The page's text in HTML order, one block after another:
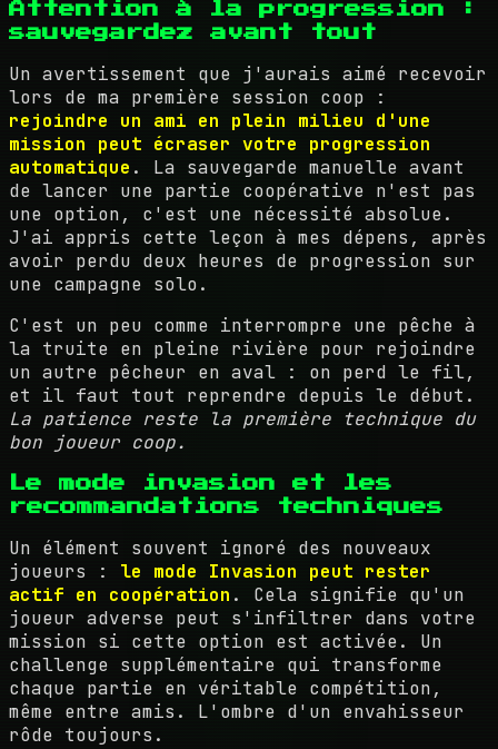
Attention à la progression :
sauvegardez avant tout
Un avertissement que j'aurais aimé recevoir
lors de ma première session coop :
rejoindre un ami en plein milieu d'une
mission peut écraser votre progression
automatique . La sauvegarde manuelle avant
de lancer une partie coopérative n'est pas
une option, c'est une nécessité absolue.
J'ai appris cette leçon à mes dépens, après
avoir perdu deux heures de progression sur
une campagne solo.
C'est un peu comme interrompre une pêche à
la truite en pleine rivière pour rejoindre
un autre pêcheur en aval : on perd le fil,
et il faut tout reprendre depuis le début.
La patience reste la première technique du
bon joueur coop.
Le mode invasion et les
recommandations techniques
Un élément souvent ignoré des nouveaux
joueurs : le mode Invasion peut rester
actif en coopération . Cela signifie qu'un
joueur adverse peut s'infiltrer dans votre
mission si cette option est activée. Un
challenge supplémentaire qui transforme
chaque partie en véritable compétition,
même entre amis. L'ombre d'un envahisseur
rôde toujours.